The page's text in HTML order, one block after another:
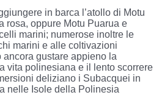
in barca l’atollo di Motu
rosa, oppure Motu Puarua e
marini; numerose inoltre le
marini e alle coltivazioni
gustare appieno la
vita polinesiana e il lento scorrere
deliziano i Subacquei in
nelle Isole della Polinesia